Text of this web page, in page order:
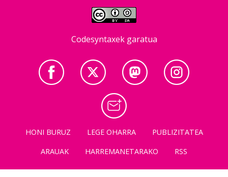
Codesyntaxek garatua
HONI BURUZ LEGE OHARRA
PUBLIZITATEA
ARAUAK
HARREMANETARAKO RSS